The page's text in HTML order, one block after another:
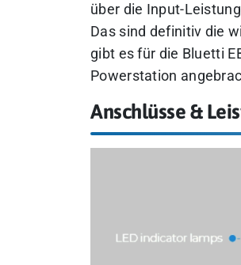
über die Input-
Das sind definitiv die
gibt es für die Bluetti
Powerstation
Anschlüsse &